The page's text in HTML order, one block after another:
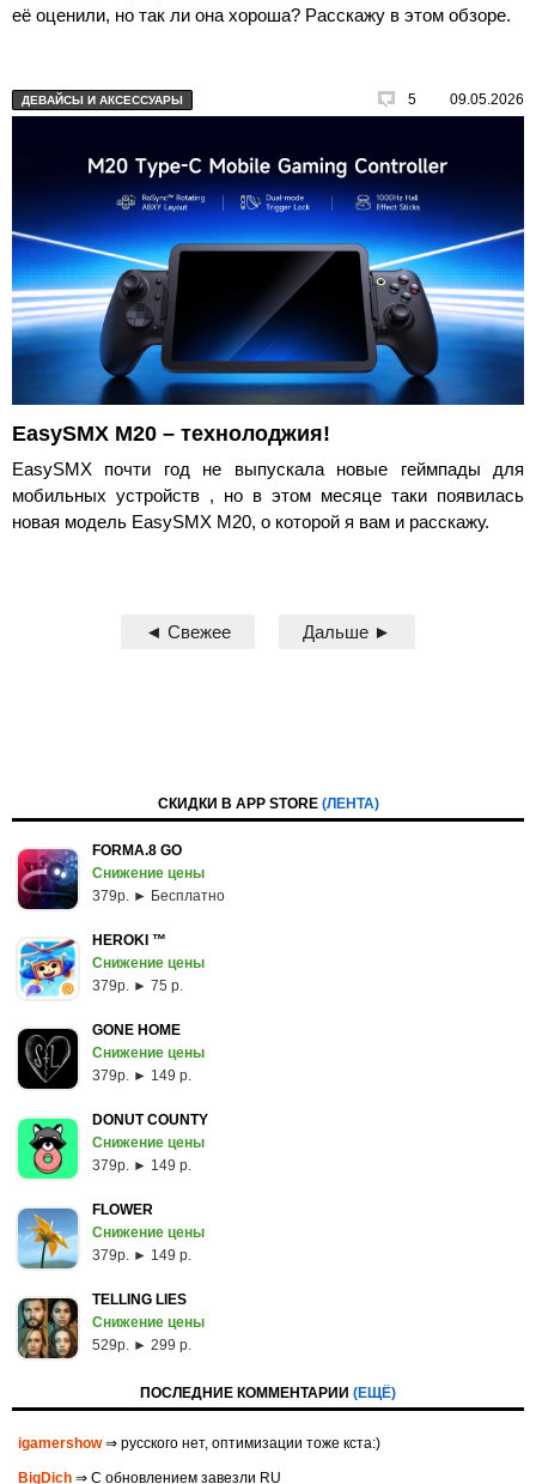
её оценили, но так ли она хороша? Расскажу в этом обзоре.
ДЕВАЙСЫ И АКСЕССУАРЫ 5 09.05.2026
EasySMX M20 – технолоджия!
EasySMX почти год не выпускала новые геймпады для
мобильных устройств , но в этом месяце таки появилась
новая модель EasySMX M20, о которой я вам и расскажу.
◄ Свежее Дальше ►
СКИДКИ В APP STORE (ЛЕНТА)
FORMA.8 GO
Снижение цены
379p. ► Бесплатно
HEROKI ™
Снижение цены
379p. ► 75 р.
GONE HOME
Снижение цены
379p. ► 149 р.
DONUT COUNTY
Снижение цены
379p. ► 149 р.
FLOWER
Снижение цены
379p. ► 149 р.
TELLING LIES
Снижение цены
529p. ► 299 р.
ПОСЛЕДНИЕ КОММЕНТАРИИ (ЕЩЁ)
igamershow⇒ русского нет, оптимизации тоже кста:)
BigDich ⇒ С обновлением завезли RU